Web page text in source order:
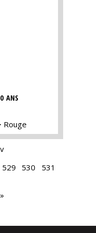
ANS
Rouge
529 530
531